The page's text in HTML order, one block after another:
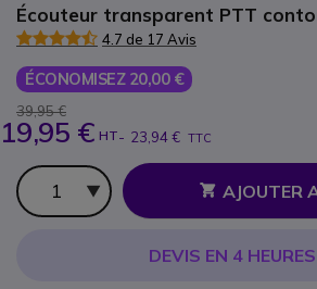
Écouteur transparent PTT
4.7 de 17 Avis
ÉCONOMISEZ 20,00 €
39,95 €
19,95 € HT- 23,94 € TTC
Qté
AJOUTER
DEVIS EN 4 HEURES